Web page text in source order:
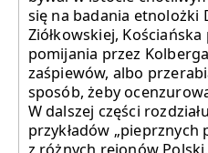
się na badania etnolożki
Ziółkowskiej,
pomijania przez
zaśpiewów, albo
sposób, żeby
W dalszej części
przykładów „pieprznych